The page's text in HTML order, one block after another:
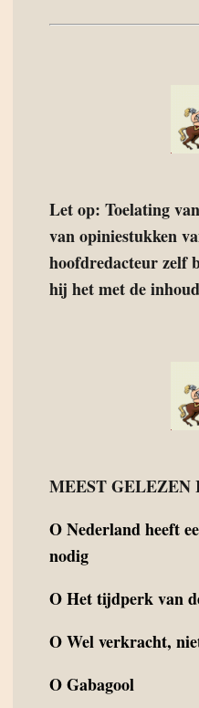
Let op: Toelating
van opiniestukken
hoofdredacteur zelf
hij het met de
MEEST GELEZEN
ONederland heeft
nodig
OHet tijdperk van
OWel verkracht,
OGabagool